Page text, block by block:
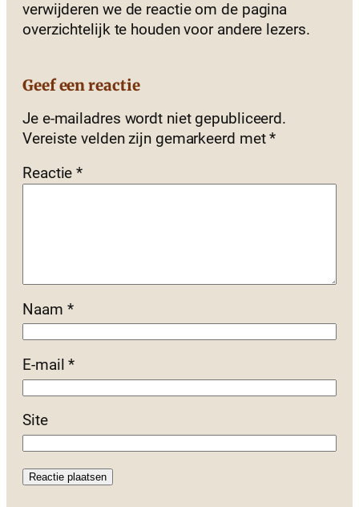
verwijderen we de reactie om de pagina
overzichtelijk te houden voor andere lezers.
Geef een reactie
Je e-mailadres wordt niet gepubliceerd.
Vereiste velden zijn gemarkeerd met*
Reactie*
Naam *
E-mail*
Site